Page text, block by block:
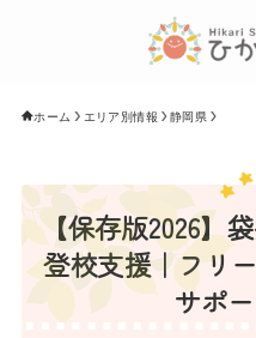
ホーム エリア別情報 静岡県
【保存版2026】
登校支援｜フリ
サポ